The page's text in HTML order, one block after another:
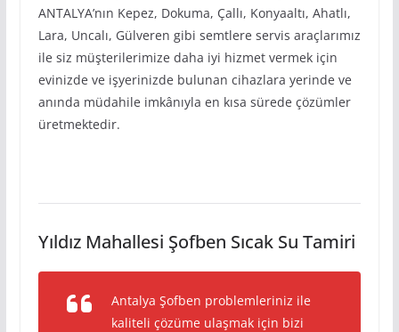
ANTALYA’nın Kepez, Dokuma, Çallı, Konyaaltı, Ahatlı,
Lara, Uncalı, Gülveren gibi semtlere servis araçlarımız
ile siz müşterilerimize daha iyi hizmet vermek için
evinizde ve işyerinizde bulunan cihazlara yerinde ve
anında müdahile imkânıyla en kısa sürede çözümler
üretmektedir.
Yıldız Mahallesi Şofben Sıcak Su Tamiri
Antalya Şofben problemleriniz ile
kaliteli çözüme ulaşmak için bizi